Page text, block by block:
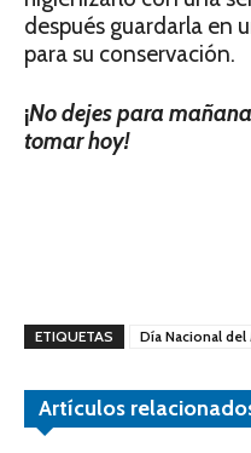
después guardarla en
para su conservación.
¡No dejes para
tomar hoy!
ETIQUETAS Día Nacional del
Artículos